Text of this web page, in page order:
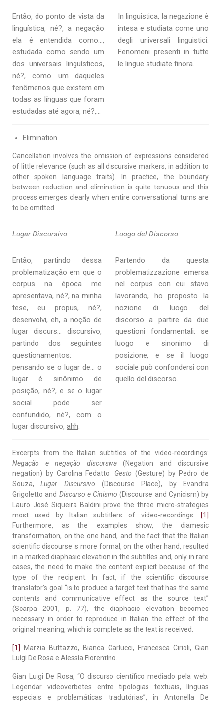
Então, do ponto de vista da
linguística, né?, a negação
ela é entendida como…,
estudada como sendo um
dos universais linguísticos,
né?, como um daqueles
fenômenos que existem em
todas as línguas que foram
estudadas até agora, né?,…
In linguistica, la negazione è
intesa e studiata come uno
degli universali linguistici.
Fenomeni presenti in tutte
le lingue studiate finora.
Elimination
Cancellation involves the omission of expressions considered
of little relevance (such as all discursive markers, in addition to
other spoken language traits). In practice, the boundary
between reduction and elimination is quite tenuous and this
process emerges clearly when entire conversational turns are
to be omitted.
Lugar Discursivo Luogo del Discorso
Então, partindo dessa
problematização em que o
corpus na época me
apresentava, né?, na minha
tese, eu propus, né?,
desenvolvi, eh, a noção de
lugar discurs… discursivo,
partindo dos seguintes
questionamentos:
pensando se o lugar de… o
lugar é sinônimo de
posição, né?, e se o lugar
social pode ser
confundido,né?, com o
lugar discursivo, ahh.
Partendo da questa
problematizzazione emersa
nel corpus con cui stavo
lavorando, ho proposto la
nozione di luogo del
discorso a partire da due
questioni fondamentali: se
luogo è sinonimo di
posizione, e se il luogo
sociale può confondersi con
quello del discorso.
Excerpts from the Italian subtitles of the video-recordings:
Negação e negação discursiva(Negation and discursive
negation) by Carolina Fedatto; Gesto (Gesture) by Pedro de
Souza,Lugar Discursivo (Discourse Place), by Evandra
Grigoletto and Discurso e Cinismo (Discourse and Cynicism) by
Lauro José Siqueira Baldini prove the three micro-strategies
most used by Italian subtitlers of video-recordings.
[1]
Furthermore, as the examples show, the diamesic
transformation, on the one hand, and the fact that the Italian
scientific discourse is more formal, on the other hand, resulted
in a marked diaphasic elevation in the subtitles and, only in rare
cases, the need to make the content explicit because of the
type of the recipient. In fact, if the scientific discourse
translator’s goal “is to produce a target text that has the same
contents and communicative effect as the source text”
(Scarpa 2001, p. 77), the diaphasic elevation becomes
necessary in order to reproduce in Italian the effect of the
original meaning, which is complete as the text is received.
[1]
Marzia Buttazzo, Bianca Carlucci, Francesca Cirioli, Gian
Luigi De Rosa e Alessia Fiorentino.
Gian Luigi De Rosa, “O discurso científico mediado pela web.
Legendar videoverbetes entre tipologias textuais, línguas
especiais e problemáticas tradutórias”, in Antonella De